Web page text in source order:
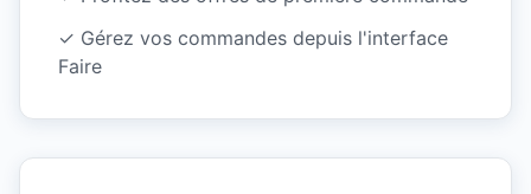
✓ Gérez vos commandes depuis l'interface
Faire